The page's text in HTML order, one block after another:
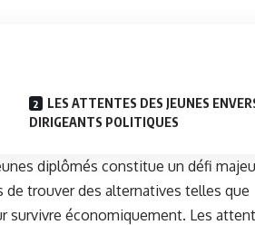
LES ATTENTES DES JEUNES
DIRIGEANTS POLITIQUES
diplômés constitue un défi
trouver des alternatives telles que
survivre économiquement. Les